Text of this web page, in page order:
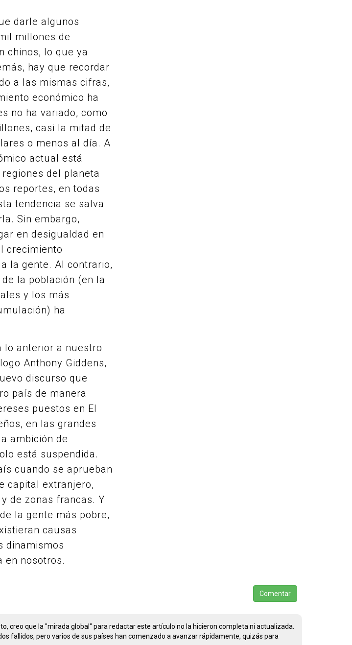
darle algunos
millones de
chinos, lo que ya
hay que recordar
a las mismas cifras,
económico ha
no ha variado, como
casi la mitad de
o menos al día. A
actual está
del planeta
reportes, en todas
tendencia se salva
Sin embargo,
en desigualdad en
crecimiento
la gente. Al contrario,
la población (en la
y los más
ha
lo anterior a nuestro
Anthony Giddens,
discurso que
país de manera
puestos en El
en las grandes
ambición de
está suspendida.
cuando se aprueban
capital extranjero,
de zonas francas. Y
la gente más pobre,
causas
dinamismos
en nosotros.
Comentar
creo que la "mirada global" para redactar este artículo no la hicieron completa ni actualizada.
fallidos, pero varios de sus países han comenzado a avanzar rápidamente, quizás para